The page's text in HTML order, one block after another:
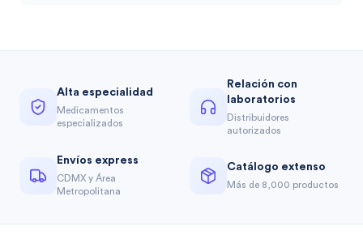
Alta especialidad
Medicamentos
especializados
Relación con
laboratorios
Distribuidores
autorizados
Envíos express
CDMX y Área
Metropolitana
Catálogo extenso
Más de 8,000 productos